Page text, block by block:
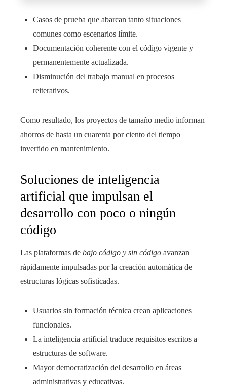
Casos de prueba que abarcan tanto situaciones
comunes como escenarios límite.
Documentación coherente con el código vigente y
permanentemente actualizada.
Disminución del trabajo manual en procesos
reiterativos.
Como resultado, los proyectos de tamaño medio informan
ahorros de hasta un cuarenta por ciento del tiempo
invertido en mantenimiento.
Soluciones de inteligencia
artificial que impulsan el
desarrollo con poco o ningún
código
Las plataformas de bajo código y sin código avanzan
rápidamente impulsadas por la creación automática de
estructuras lógicas sofisticadas.
Usuarios sin formación técnica crean aplicaciones
funcionales.
La inteligencia artificial traduce requisitos escritos a
estructuras de software.
Mayor democratización del desarrollo en áreas
administrativas y educativas.